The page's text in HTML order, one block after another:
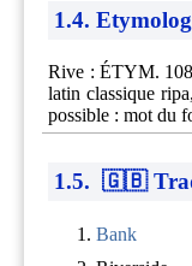
1.4.
Rive : ÉTYM.
latin classique
possible : mot du
1.5. 🇬🇧
Bank